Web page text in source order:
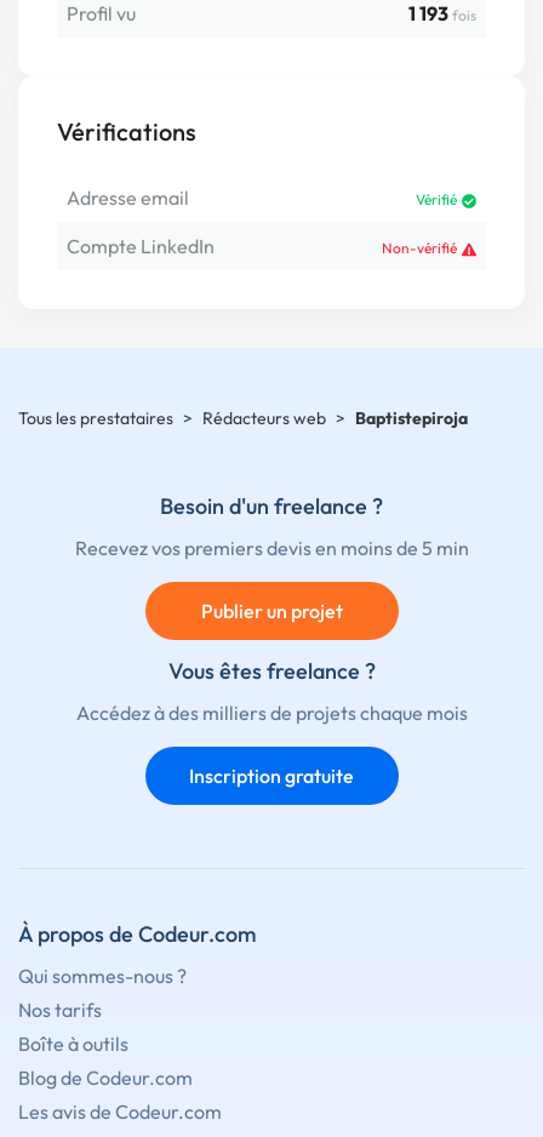
Profil vu
1 193 fois
Vérifications
Adresse email Vérifié
Compte LinkedIn Non-vérifié
Tous les prestataires > Rédacteurs web > Baptistepiroja
Besoin d'un freelance ?
Recevez vos premiers devis en moins de 5 min
Publier un projet
Vous êtes freelance ?
Accédez à des milliers de projets chaque mois
Inscription gratuite
À propos de Codeur.com
Qui sommes-nous ?
Nos tarifs
Boîte à outils
Blog de Codeur.com
Les avis de Codeur.com